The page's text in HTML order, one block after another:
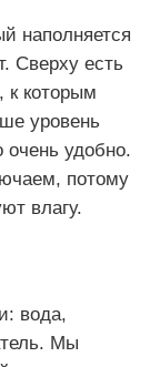
наполняется
Сверху есть
к которым
уровень
очень удобно.
потому
влагу.
вода,
Мы